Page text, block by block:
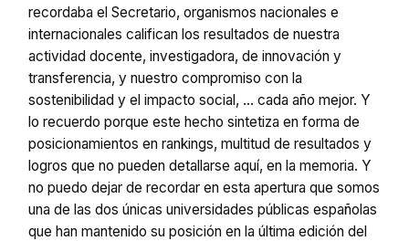
recordaba el Secretario, organismos nacionales e
internacionales califican los resultados de nuestra
actividad docente, investigadora, de innovación y
transferencia, y nuestro compromiso con la
sostenibilidad y el impacto social, … cada año mejor. Y
lo recuerdo porque este hecho sintetiza en forma de
posicionamientos en rankings, multitud de resultados y
logros que no pueden detallarse aquí, en la memoria. Y
no puedo dejar de recordar en esta apertura que somos
una de las dos únicas universidades públicas españolas
que han mantenido su posición en la última edición del